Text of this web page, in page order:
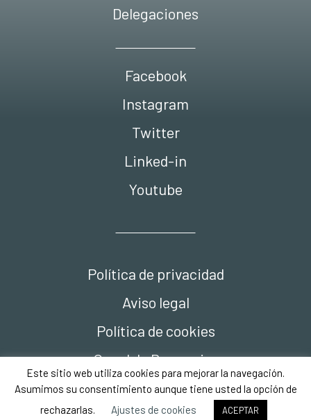
Política de privacidad
Aviso legal
Política de cookies
Canal de Denuncias
Compliance
Delegaciones
Facebook
Instagram
Twitter
Linked-in
Youtube
Este sitio web utiliza cookies para mejorar la navegación.
Asumimos su consentimiento aunque tiene usted la opción de
rechazarlas.
Ajustes de cookies ACEPTAR